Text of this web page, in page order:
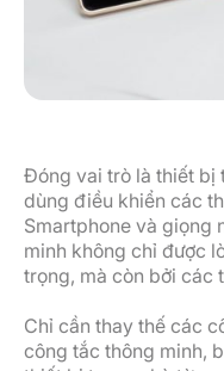
Đóng vai trò là thiết bị
dùng điều khiển các
Smartphone và giọng
minh không chỉ được
trọng, mà còn bởi các
Chỉ cần thay thế các
công tắc thông minh,